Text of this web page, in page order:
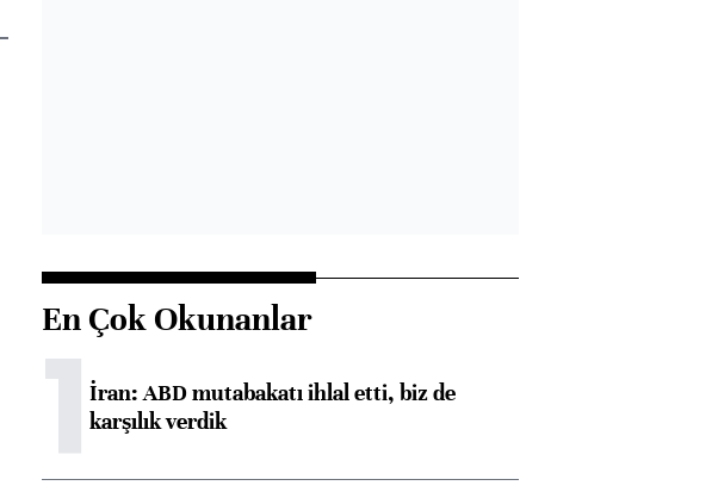
En Çok Okunanlar
1İran: ABD mutabakatı ihlal etti, biz de
karşılık verdik